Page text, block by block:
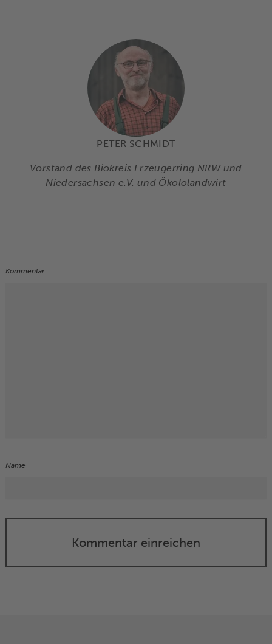
PETER SCHMIDT
Vorstand des Biokreis Erzeugerring NRW und
Niedersachsen e.V. und Ökololandwirt
Kommentar
Name
Kommentar einreichen